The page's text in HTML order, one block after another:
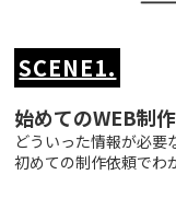
SCENE1.
始めてのWEB制
どういった情報が必要
初めての制作依頼でわ